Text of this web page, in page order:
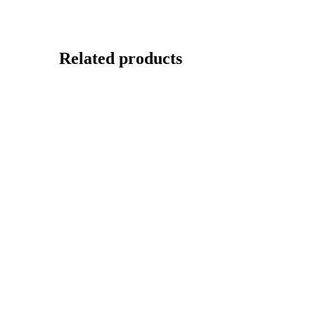
Related products